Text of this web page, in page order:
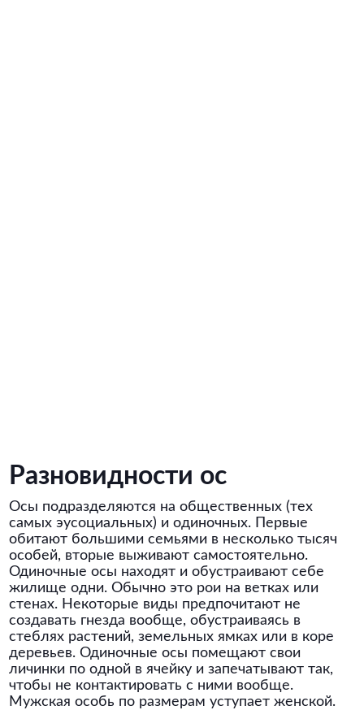
Разновидности ос
Осы подразделяются на общественных (тех
самых эусоциальных) и одиночных. Первые
обитают большими семьями в несколько тысяч
особей, вторые выживают самостоятельно.
Одиночные осы находят и обустраивают себе
жилище одни. Обычно это рои на ветках или
стенах. Некоторые виды предпочитают не
создавать гнезда вообще, обустраиваясь в
стеблях растений, земельных ямках или в коре
деревьев. Одиночные осы помещают свои
личинки по одной в ячейку и запечатывают так,
чтобы не контактировать с ними вообще.
Мужская особь по размерам уступает женской.